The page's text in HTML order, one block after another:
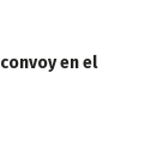
en el